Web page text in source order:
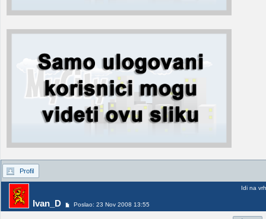
Profil
Ivan_D Poslao: 23 Nov 2008 13:55
Idi na vrh